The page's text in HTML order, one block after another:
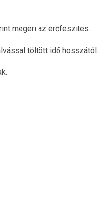
megéri az erőfeszítés.
töltött idő hosszától.